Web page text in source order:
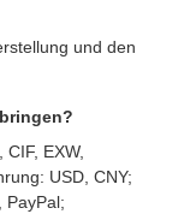
und den
EXW,
USD, CNY;
PayPal;